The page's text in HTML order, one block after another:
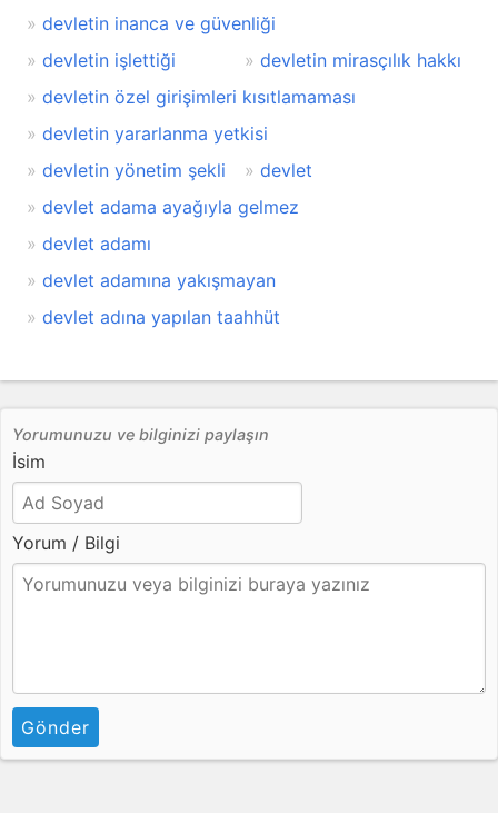
devletin inanca ve güvenliği
devletin işlettiği
devletin mirasçılık hakkı
devletin özel girişimleri kısıtlamaması
devletin yararlanma yetkisi
devletin yönetim şekli
devlet
devlet adama ayağıyla gelmez
devlet adamı
devlet adamına yakışmayan
devlet adına yapılan taahhüt
Yorumunuzu ve bilginizi paylaşın
İsim
Yorum / Bilgi
Gönder